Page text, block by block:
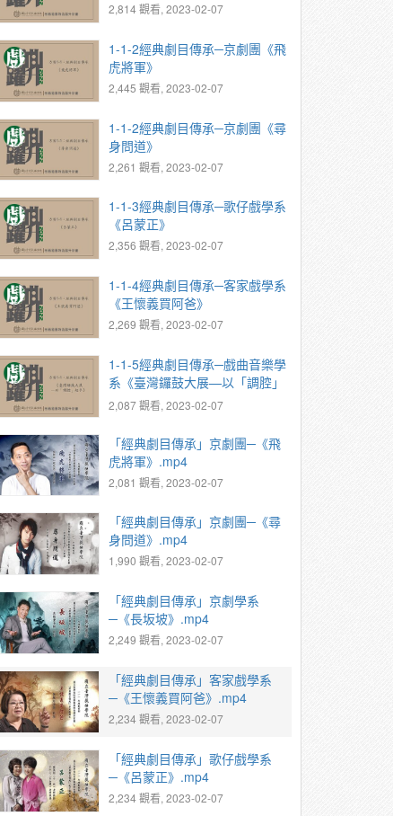
2,814 觀看, 2023-02-07
1-1-2經典劇目傳承─京劇團《飛
虎將軍》
2,445 觀看, 2023-02-07
1-1-2經典劇目傳承─京劇團《尋
身問道》
2,261 觀看, 2023-02-07
1-1-3經典劇目傳承─歌仔戲學系
《呂蒙正》
2,356 觀看, 2023-02-07
1-1-4經典劇目傳承─客家戲學系
《王懷義買阿爸》
2,269 觀看, 2023-02-07
1-1-5經典劇目傳承─戲曲音樂學
系《臺灣鑼鼓大展—以「調腔」
起手》
2,087 觀看, 2023-02-07
「經典劇目傳承」京劇團─《飛
虎將軍》.mp4
2,081 觀看, 2023-02-07
「經典劇目傳承」京劇團─《尋
身問道》.mp4
1,990 觀看, 2023-02-07
「經典劇目傳承」京劇學系
─《長坂坡》.mp4
2,249 觀看, 2023-02-07
「經典劇目傳承」客家戲學系
─《王懷義買阿爸》.mp4
2,234 觀看, 2023-02-07
「經典劇目傳承」歌仔戲學系
─《呂蒙正》.mp4
2,234 觀看, 2023-02-07